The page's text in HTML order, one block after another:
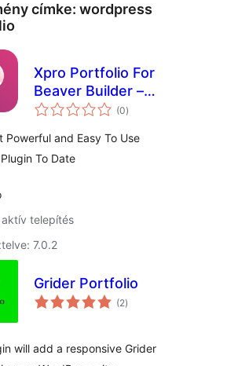
címke: wordpress
Xpro Portfolio For
Beaver Builder –
Lite
(0értékelés
összesen
)
Powerful and Easy To Use
To Date
telepítés
7.0.2
Grider Portfolio
(2értékelés
összesen
)
will add a responsive Grider